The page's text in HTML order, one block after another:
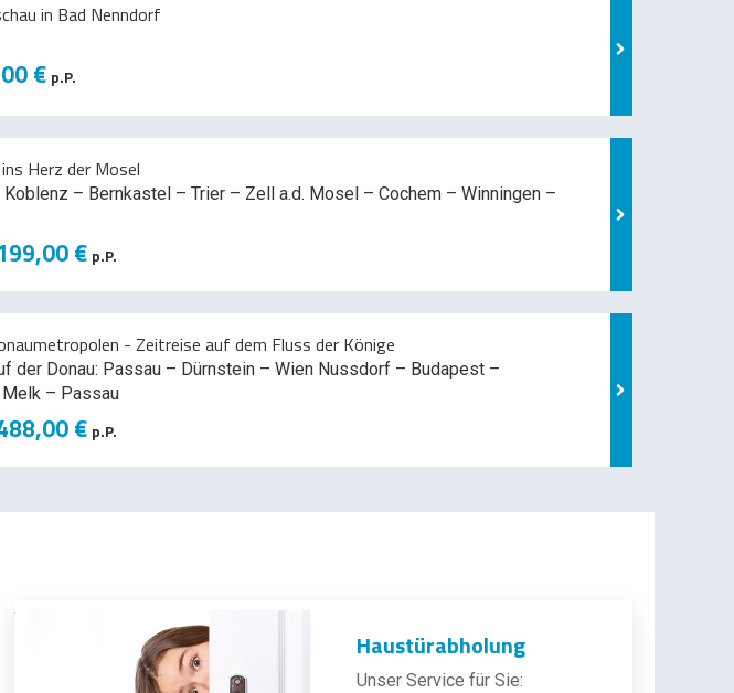
in Bad Nenndorf
€ p.P.
Herz der Mosel
– Bernkastel – Trier – Zell a.d. Mosel – Cochem – Winningen –
€ p.P.
- Zeitreise auf dem Fluss der Könige
der Donau: Passau – Dürnstein – Wien Nussdorf – Budapest –
– Passau
€ p.P.
Haustürabholung
Unser Service für Sie: